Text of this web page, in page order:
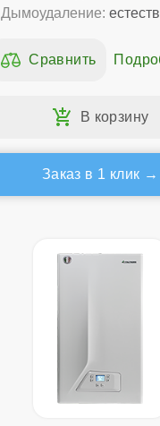
Дымоудаление:
Заказ в 1 клик